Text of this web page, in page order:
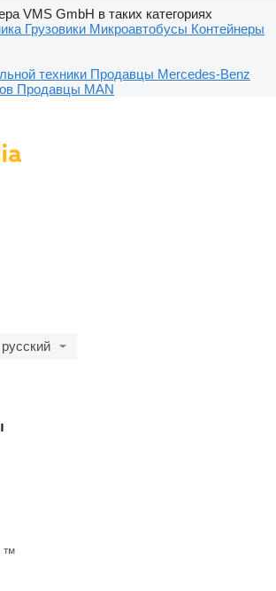
VMS GmbH в таких категориях
Грузовики Микроавтобусы Контейнеры
техники Продавцы Mercedes-Benz
Продавцы MAN
™